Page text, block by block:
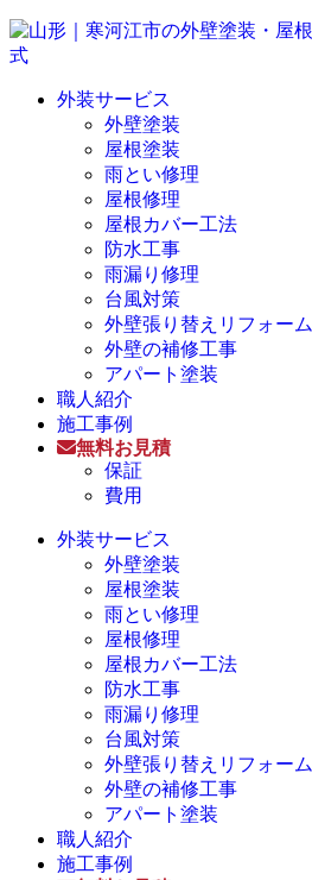
外装サービス
外壁塗装
屋根塗装
雨とい修理
屋根修理
屋根カバー工法
防水工事
雨漏り修理
台風対策
外壁張り替えリフォーム
外壁の補修工事
アパート塗装
職人紹介
施工事例
無料お見積
保証
費用
外装サービス
外壁塗装
屋根塗装
雨とい修理
屋根修理
屋根カバー工法
防水工事
雨漏り修理
台風対策
外壁張り替えリフォーム
外壁の補修工事
アパート塗装
職人紹介
施工事例